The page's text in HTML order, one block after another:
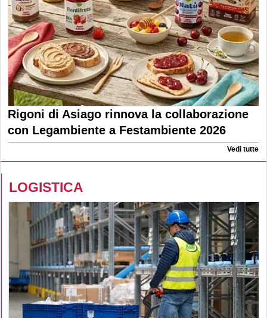
Rigoni di Asiago rinnova la collaborazione
con Legambiente a Festambiente 2026
Vedi tutte
LOGISTICA